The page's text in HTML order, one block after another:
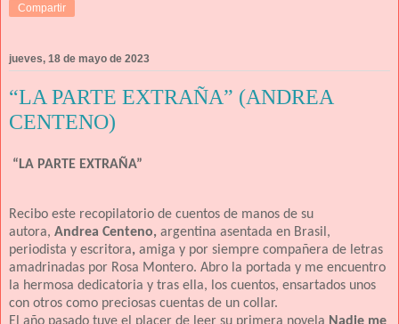
Compartir
jueves, 18 de mayo de 2023
“LA PARTE EXTRAÑA” (ANDREA
CENTENO)
“LA PARTE EXTRAÑA”
Recibo este recopilatorio de cuentos de manos de su
autora, Andrea Centeno, argentina asentada en Brasil,
periodista y escritora, amiga y por siempre compañera de letras
amadrinadas por Rosa Montero. Abro la portada y me encuentro
la hermosa dedicatoria y tras ella, los cuentos, ensartados unos
con otros como preciosas cuentas de un collar.